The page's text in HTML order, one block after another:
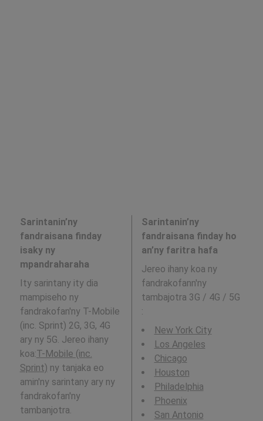
Sarintanin’ny
fandraisana finday
isaky ny
mpandraharaha
Ity sarintany ity dia
mampiseho ny
fandrakofan'ny T-Mobile
(inc. Sprint) 2G, 3G, 4G
ary ny 5G. Jereo ihany
koa:T-Mobile (inc.
Sprint) ny tanjaka eo
amin'ny sarintany ary ny
fandrakofan'ny
tambanjotra.
Sarintanin’ny
fandraisana finday ho
an’ny faritra hafa
Jereo ihany koa ny
fandrakofann'ny
tambajotra 3G / 4G / 5G
:
New York City
Los Angeles
Chicago
Houston
Philadelphia
Phoenix
San Antonio